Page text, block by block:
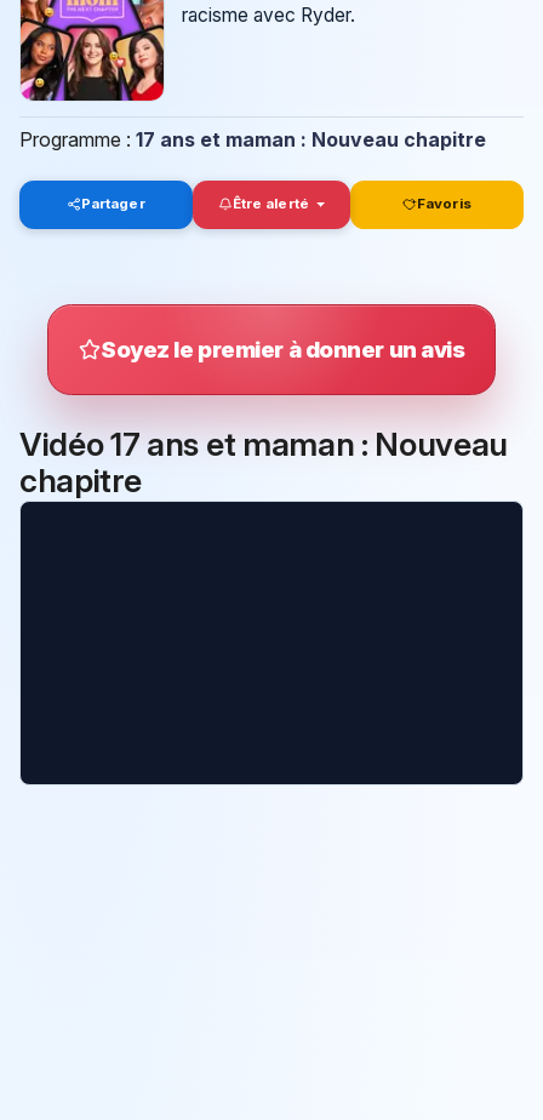
racisme avec Ryder.
Programme : 17 ans et maman : Nouveau chapitre
Partager Être alerté Favoris
Soyez le premier à donner un avis
Vidéo 17 ans et maman : Nouveau
chapitre